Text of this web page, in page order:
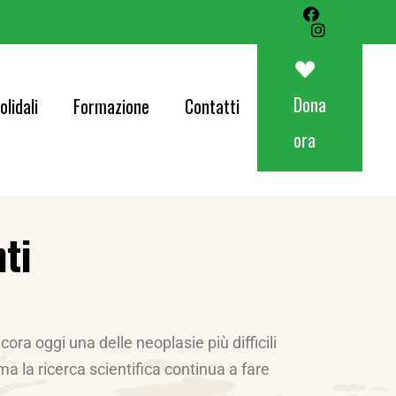
Formazione Contatti
Dona
ora
Concerti
oggi una delle neoplasie più difficili
la ricerca scientifica continua a fare